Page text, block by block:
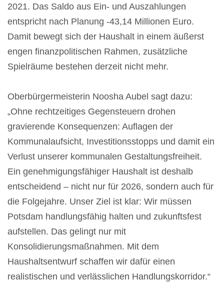
2021. Das Saldo aus Ein- und Auszahlungen
entspricht nach Planung -43,14 Millionen Euro.
Damit bewegt sich der Haushalt in einem äußerst
engen finanzpolitischen Rahmen, zusätzliche
Spielräume bestehen derzeit nicht mehr.
Oberbürgermeisterin Noosha Aubel sagt dazu:
„Ohne rechtzeitiges Gegensteuern drohen
gravierende Konsequenzen: Auflagen der
Kommunalaufsicht, Investitionsstopps und damit ein
Verlust unserer kommunalen Gestaltungsfreiheit.
Ein genehmigungsfähiger Haushalt ist deshalb
entscheidend – nicht nur für 2026, sondern auch für
die Folgejahre. Unser Ziel ist klar: Wir müssen
Potsdam handlungsfähig halten und zukunftsfest
aufstellen. Das gelingt nur mit
Konsolidierungsmaßnahmen. Mit dem
Haushaltsentwurf schaffen wir dafür einen
realistischen und verlässlichen Handlungskorridor.“